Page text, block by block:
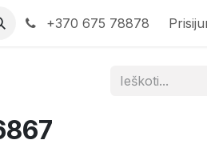
+370 675 78878